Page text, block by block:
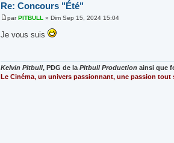
Re: Concours "Été"
parPITBULL » Dim Sep 15, 2024 15:04
Je vous suis
Kelvin Pitbull, PDG de la Pitbull Productionainsi que
Le Cinéma, un univers passionnant, une passion tout